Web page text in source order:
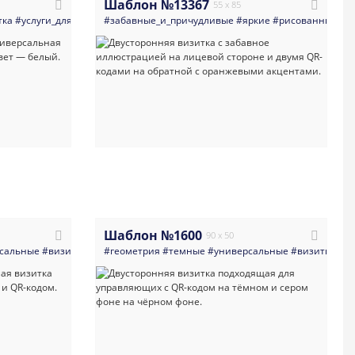
#бытовая_техника_компьютеры_мобильные_устройства
#услуги_для_бизнеса#салоны_красоты#абстракция#светлые#яркая
Шаблон №13367 55 x 85
#забавные_и_причудливые #яркие
#сантехника#светлые#ремонт#вода#сантехник
#визитка #минимализм #qr_код#яркая_визитка
Шаблон №1600 90 x 50
#геометрия #темные #универсальные #визитка